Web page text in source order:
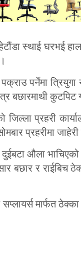
स्थाई घरभई
पर्नेमा
बछारमाथी
जिल्ला प्रहरी
प्रहरीमा जाहेरी
औला
बछार र राईबिच
मार्फत